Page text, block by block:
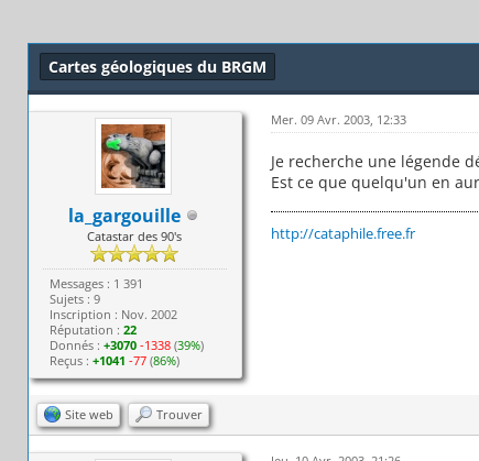
Cartes géologiques du BRGM
la_gargouille
Catastar des 90's
Messages : 1 391
Sujets : 9
Inscription : Nov. 2002
Réputation : 22
Donnés : +3070 -1338(39%)
Reçus : +1041 -77(86%)
Mer. 09 Avr. 2003, 12:33
Je recherche une légende
Est ce que quelqu'un en
http://cataphile.free.fr
Site web Trouver